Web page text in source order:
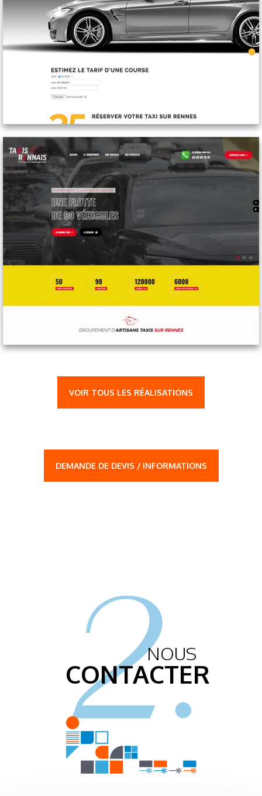
VOIR TOUS LES RÉALISATIONS
DEMANDE DE DEVIS / INFORMATIONS
2.
NOUS
CONTACTER